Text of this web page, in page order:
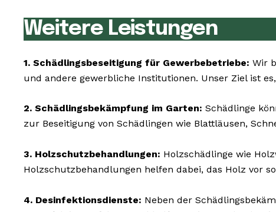
Weitere Leistungen
1. Schädlingsbeseitigung für Gewerbebetriebe: Wir
und andere gewerbliche Institutionen. Unser Ziel ist
2. Schädlingsbekämpfung im Garten: Schädlinge
zur Beseitigung von Schädlingen wie Blattläusen,
3. Holzschutzbehandlungen: Holzschädlinge wie
Holzschutzbehandlungen helfen dabei, das Holz vor
4. Desinfektionsdienste: Neben der